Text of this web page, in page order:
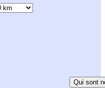
Qui sont